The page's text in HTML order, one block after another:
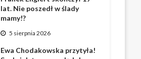
lat. Nie poszedł w ślady
mamy!?
5 sierpnia 2026
Ewa Chodakowska przytyła!